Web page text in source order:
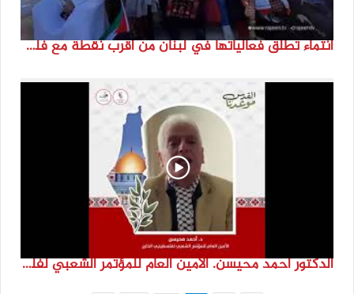
انتماء تطلق فعالياتها في لبنان من أقرب نقطة مع فلسطين المحتلة في ذكرى النكبة_74تقرير: جنى شحرور
الدكتور احمد محيسن. الامين العام للمؤتمر الشعبي لفلسطينيي الخارج